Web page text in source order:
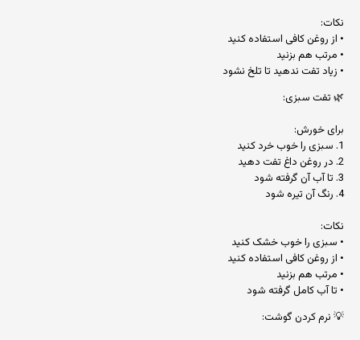
نکات:
• از روغن کافی استفاده کنید
• مرتب هم بزنید
• زیاد تفت ندهید تا تلخ نشود
🌿 تفت سبزی:
برای خورش:
1. سبزی را خوب خرد کنید
2. در روغن داغ تفت دهید
3. تا آب آن گرفته شود
4. رنگ آن تیره شود
نکات:
• سبزی را خوب خشک کنید
• از روغن کافی استفاده کنید
• مرتب هم بزنید
• تا آب کامل گرفته شود
💡 نرم کردن گوشت: